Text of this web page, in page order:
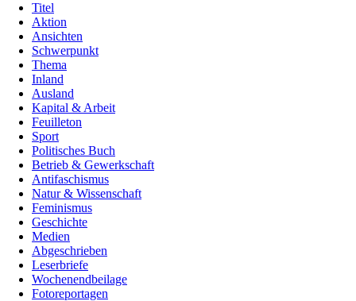
Titel
Aktion
Ansichten
Schwerpunkt
Thema
Inland
Ausland
Kapital & Arbeit
Feuilleton
Sport
Politisches Buch
Betrieb & Gewerkschaft
Antifaschismus
Natur & Wissenschaft
Feminismus
Geschichte
Medien
Abgeschrieben
Leserbriefe
Wochenendbeilage
Fotoreportagen